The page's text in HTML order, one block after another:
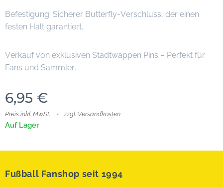
Befestigung: Sicherer Butterfly-Verschluss, der einen
festen Halt garantiert.
Verkauf von exklusiven Stadtwappen Pins – Perfekt für
Fans und Sammler.
6,95 €
Preis inkl. MwSt. zzgl. Versandkosten
Auf Lager
Fußball Fanshop seit 1994